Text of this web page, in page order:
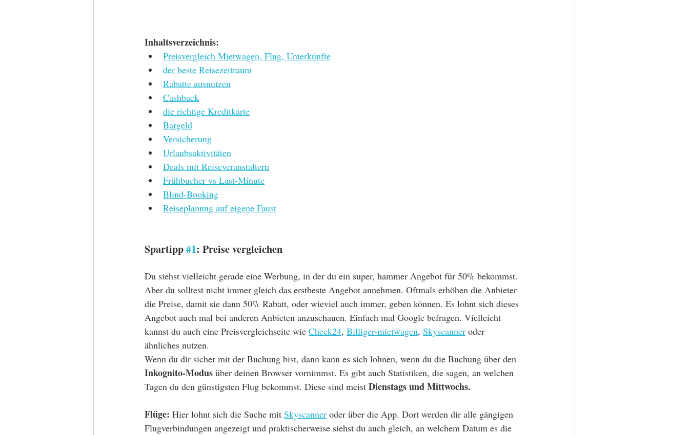
Inhaltsverzeichnis:
Preisvergleich Mietwagen, Flug, Unterkünfte
der beste Reisezeitraum
Rabatte ausnutzen
Cashback
die richtige Kreditkarte
Bargeld
Versicherung
Urlaubsaktivitäten
Deals mit Reiseveranstaltern
Frühbucher vs Last-Minute
Blind-Booking
Reiseplanung auf eigene Faust
Spartipp #1: Preise vergleichen
Du siehst vielleicht gerade eine Werbung, in der du ein super, hammer Angebot für 50% bekommst.
Aber du solltest nicht immer gleich das erstbeste Angebot annehmen. Oftmals erhöhen die Anbieter
die Preise, damit sie dann 50% Rabatt, oder wieviel auch immer, geben können. Es lohnt sich dieses
Angebot auch mal bei anderen Anbieten anzuschauen. Einfach mal Google befragen. Vielleicht
kannst du auch eine Preisvergleichseite wie Check24, Billiger-mietwagen, Skyscanner oder
ähnliches nutzen.
Wenn du dir sicher mit der Buchung bist, dann kann es sich lohnen, wenn du die Buchung über den
Inkognito-Modus über deinen Browser vornimmst. Es gibt auch Statistiken, die sagen, an welchen
Tagen du den günstigsten Flug bekommst. Diese sind meist Dienstags und Mittwochs.
Flüge: Hier lohnt sich die Suche mit Skyscanner oder über die App. Dort werden dir alle gängigen
Flugverbindungen angezeigt und praktischerweise siehst du auch gleich, an welchem Datum es die